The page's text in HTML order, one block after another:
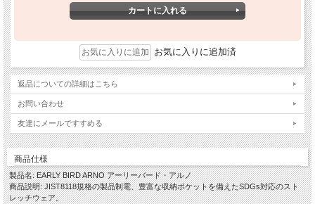
お気に入りに追加済
返品についての詳細はこちら
お問い合わせ
友達にメールですすめる
商品仕様
製品名: EARLY BIRD ARNO アーリーバード・アルノ
商品説明: JIST8118規格の製品制電、豊富な収納ポケットを備えたSDGs対応のスト
レッチウェア。